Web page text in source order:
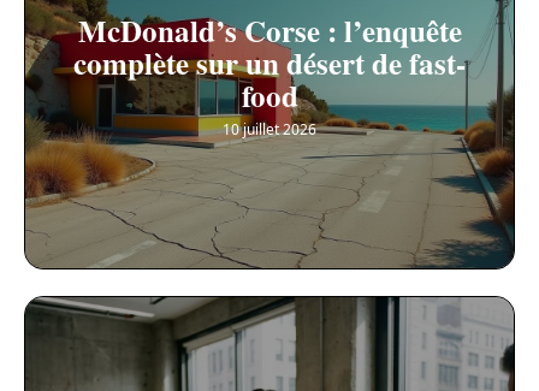
McDonald’s Corse : l’enquête
complète sur un désert de fast-
food
10 juillet 2026